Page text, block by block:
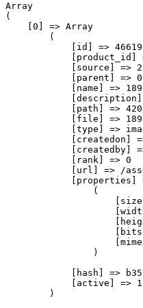
Array
(
    [0] => Array
        (
            [id] => 46619
[product_id]
            [source] => 2
            [parent] => 0
[name] =>
[path] =>
[file] =>
[type] =>
[createdon]
[createdby]
            [rank] => 0
[url] => /
[properties]
                (
                )
[hash] =>
            [active] => 1
        )